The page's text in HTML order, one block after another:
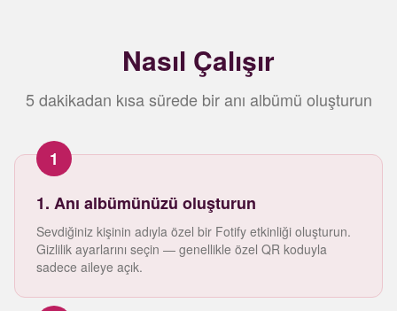
Nasıl Çalışır
5 dakikadan kısa sürede bir anı albümü oluşturun
1
1. Anı albümünüzü oluşturun
Sevdiğiniz kişinin adıyla özel bir Fotify etkinliği oluşturun.
Gizlilik ayarlarını seçin — genellikle özel QR koduyla
sadece aileye açık.